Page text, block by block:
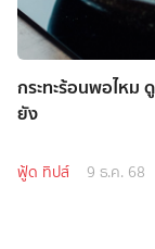
กระทะร้อนพอไหม
ยัง
ฟู้ด ทิปส์ 9 ธ.ค. 68